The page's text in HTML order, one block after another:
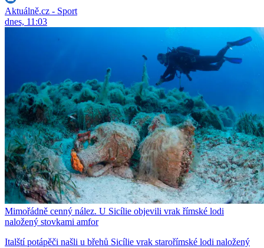
Aktuálně.cz - Sport
dnes, 11:03
Mimořádně cenný nález. U Sicílie objevili vrak římské lodi
naložený stovkami amfor
Italští potápěči našli u břehů Sicílie vrak starořímské lodi naložený